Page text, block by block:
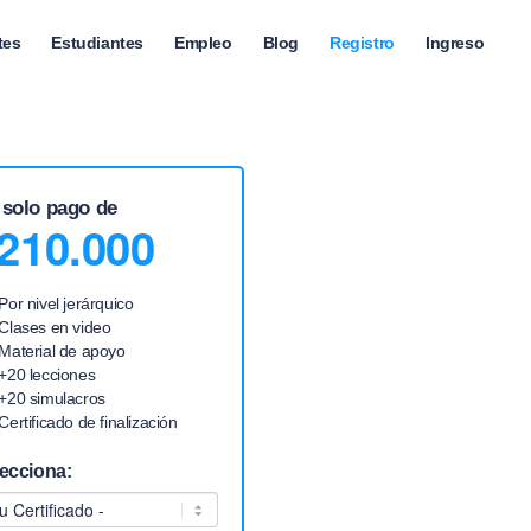
Estudiantes Empleo Blog Registro Ingreso
pago de
Por nivel jerárquico
en video
Material de apoyo
lecciones
simulacros
de finalización